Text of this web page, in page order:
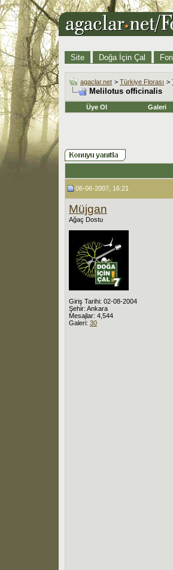
Site Doğa İçin Çal
agaclar.net > Türkiye Florası >
Melilotus officinalis
Üye Ol Galeri
06-06-2007, 16:21
Müjgan
Ağaç Dostu
Giriş Tarihi: 02-08-2004
Şehir: Ankara
Mesajlar: 4,544
Galeri: 30